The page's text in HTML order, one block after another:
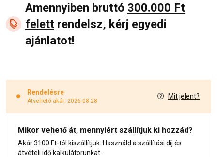
Amennyiben bruttó 300.000 Ft
felett rendelsz, kérj egyedi
ajánlatot!
Rendelésre
Átvehető akár: 2026-08-28
Mit jelent?
Mikor vehető át, mennyiért szállítjuk ki hozzád?
Akár 3100 Ft-tól kiszállítjuk. Használd a szállítási díj és
átvételi idő kalkulátorunkat.